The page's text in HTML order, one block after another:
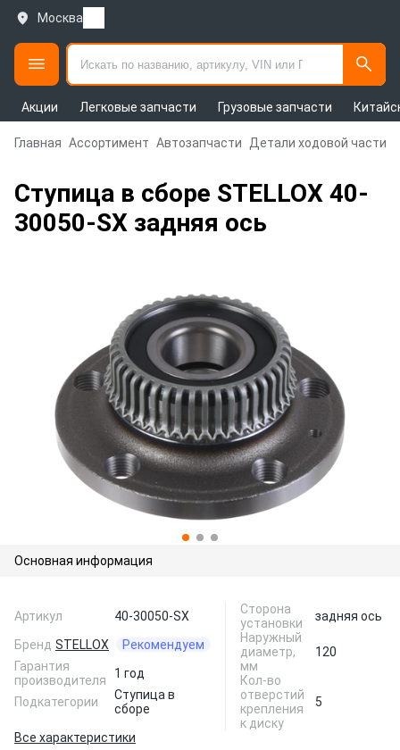
Москва
Акции Легковые запчасти Грузовые запчасти
Главная Ассортимент Автозапчасти Детали ходовой части и
Ступица в сборе STELLOX 40-
30050-SX задняя ось
Основная информация
Артикул
40-30050-SX
Бренд STELLOX
Рекомендуем
Гарантия
производителя
1 год
Подкатегории
Ступица в
сборе
Сторона
установки
задняя ось
Наружный
диаметр,
мм
120
Кол-во
отверстий
крепления
к диску
5
Все характеристики